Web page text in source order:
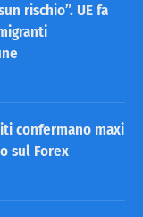
rischio”. UE fa
confermano maxi
sul Forex